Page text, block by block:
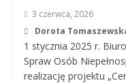
3 czerwca, 2026
Dorota
1 stycznia 2025 r.
Spraw Osób
realizację projektu